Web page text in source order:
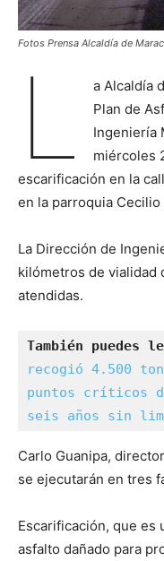
Fotos Prensa Alcaldía de
L
a Alcaldía
Plan de
Ingeniería
miércoles
escarificación en la
en la parroquia Cecilio
La Dirección de
kilómetros de vialidad
atendidas.
También puedes
recogió 4.500
puntos críticos
seis años sin
Carlo Guanipa,
se ejecutarán en tres
Escarificación, que es
asfalto dañado para